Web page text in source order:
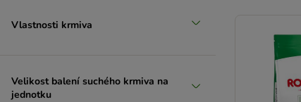
Vlastnosti krmiva
Velikost balení suchého krmiva na
jednotku